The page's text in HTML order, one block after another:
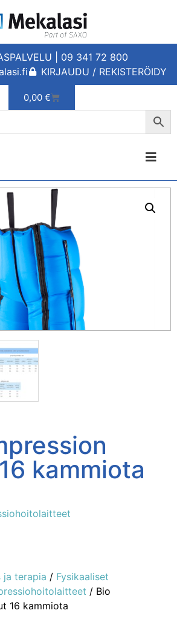
| 09 341 72 800
KIRJAUDU / REKISTERÖIDY
0,00 €
kammiota
ja terapia / Fysikaaliset
/ Bio
16 kammiota